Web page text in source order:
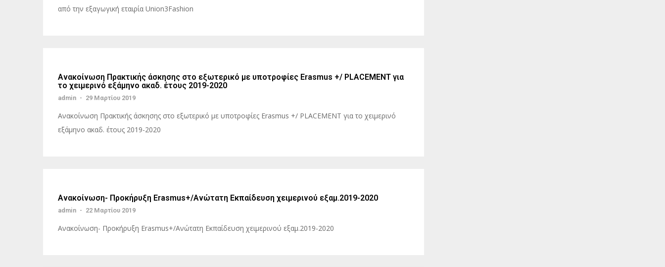
από την εξαγωγική εταιρία Union3Fashion
Ανακοίνωση Πρακτικής άσκησης στο εξωτερικό με υποτροφίες Erasmus +/ PLACEΜΕΝΤ για
το χειμερινό εξάμηνο ακαδ. έτους 2019-2020
admin - 29 Μαρτίου 2019
Ανακοίνωση Πρακτικής άσκησης στο εξωτερικό με υποτροφίες Erasmus +/ PLACEΜΕΝΤ για το χειμερινό
εξάμηνο ακαδ. έτους 2019-2020
Ανακοίνωση- Προκήρυξη Erasmus+/Ανώτατη Εκπαίδευση χειμερινού εξαμ.2019-2020
admin - 22 Μαρτίου 2019
Ανακοίνωση- Προκήρυξη Erasmus+/Ανώτατη Εκπαίδευση χειμερινού εξαμ.2019-2020